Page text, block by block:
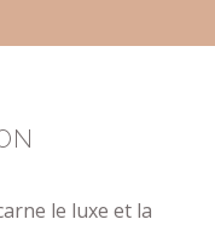
le luxe et la